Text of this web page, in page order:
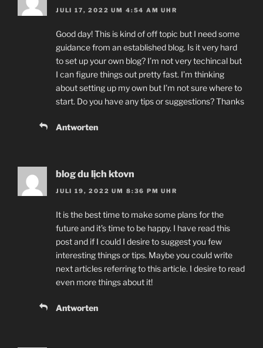
JULI 17, 2022 UM 4:54 AM UHR
Good day! This is kind of off topic but I need some
guidance from an established blog. Is it very hard
to set up your own blog? I’m not very techincal but
I can figure things out pretty fast. I’m thinking
about setting up my own but I’m not sure where to
start. Do you have any tips or suggestions? Thanks
Antworten
blog du lịch ktovn
JULI 19, 2022 UM 8:36 PM UHR
It is the best time to make some plans for the
future and it’s time to be happy. I have read this
post and if I could I desire to suggest you few
interesting things or tips. Maybe you could write
next articles referring to this article. I desire to read
even more things about it!
Antworten